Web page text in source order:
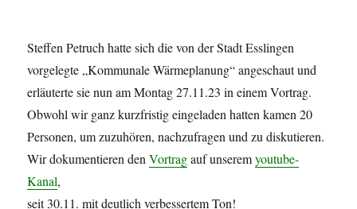
Steffen Petruch hatte sich die von der Stadt Esslingen
vorgelegte „Kommunale Wärmeplanung“ angeschaut und
erläuterte sie nun am Montag 27.11.23 in einem Vortrag.
Obwohl wir ganz kurzfristig eingeladen hatten kamen 20
Personen, um zuzuhören, nachzufragen und zu diskutieren.
Wir dokumentieren denVortragauf unseremyoutube-
Kanal,
seit 30.11. mit deutlich verbessertem Ton!